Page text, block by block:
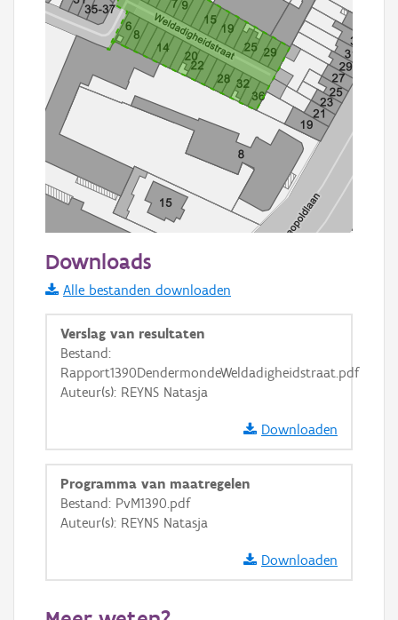
Informatie Vlaanderen
i
+ −
Basis Lagen
Ortho
Downloads
Alle bestanden downloaden
Verslag van resultaten
Bestand:
Rapport1390DendermondeWeldadigheidstraat.pdf
Auteur(s): REYNS Natasja
Downloaden
Programma van maatregelen
Bestand: PvM1390.pdf
Auteur(s): REYNS Natasja
Downloaden